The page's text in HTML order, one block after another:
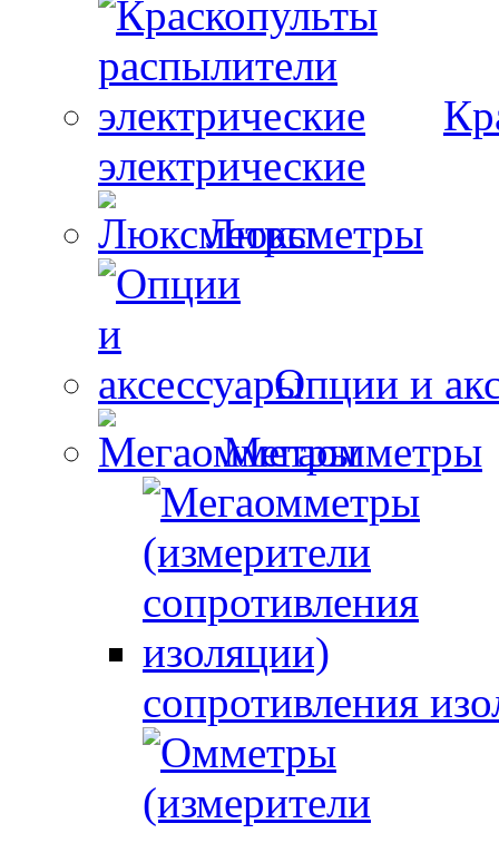
электрические
Люксметры
Опции и
Мегаомметры
сопротивления